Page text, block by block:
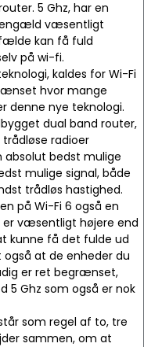
5 Ghz, har en
væsentligt
kan få fuld
på wi-fi.
kaldes for Wi-Fi
hvor mange
denne nye teknologi.
dual band router,
radioer
absolut bedst mulige
mulige signal, både
trådløs hastighed.
på Wi-Fi 6 også en
væsentligt højere end
kunne få det fulde ud
at de enheder du
er ret begrænset,
5 Ghz som også er nok
som regel af to, tre
sammen, om at